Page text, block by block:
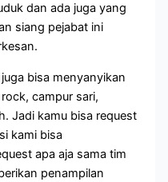
dan ada juga yang
siang pejabat ini
bisa menyanyikan
campur sari,
Jadi kamu bisa request
kami bisa
apa aja sama tim
penampilan